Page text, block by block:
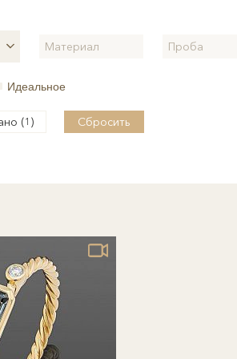
Материал Проба
Идеальное
(1 ) Сбросить